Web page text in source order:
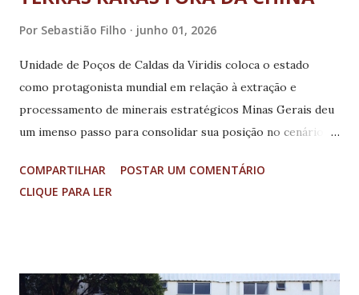
Por Sebastião Filho junho 01, 2026
Unidade de Poços de Caldas da Viridis coloca o estado
como protagonista mundial em relação à extração e
processamento de minerais estratégicos Minas Gerais deu
um imenso passo para consolidar sua posição no cenário
inauguração, nesta quinta-feira (28/5), do Centro de
Pesquisa e Processamento de Terras Raras (CPTR) da
iônicas para produção de carbonato misto de terras raras
COMPARTILHAR
POSTAR UM COMENTÁRIO
CLIQUE PARA LER